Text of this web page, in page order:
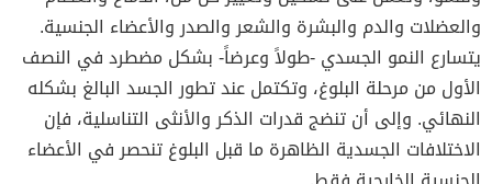
والعضلات والدم والبشرة والشعر والصدر والأعضاء الجنسية.
يتسارع النمو الجسدي -طولاً وعرضاً- بشكل مضطرد في النصف
الأول من مرحلة البلوغ، وتكتمل عند تطور الجسد البالغ بشكله
النهائي. وإلى أن تنضج قدرات الذكر والأنثى التناسلية، فإن
الاختلافات الجسدية الظاهرة ما قبل البلوغ تنحصر في الأعضاء